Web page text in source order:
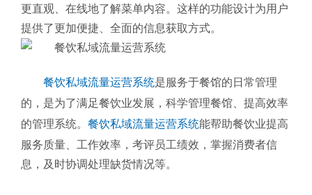
更直观、在线地了解菜单内容。这样的功能设计为用户
提供了更加便捷、全面的信息获取方式。
餐饮私域流量运营系统是服务于餐馆的日常管理
的，是为了满足餐饮业发展，科学管理餐馆、提高效率
的管理系统。 餐饮私域流量运营系统能帮助餐饮业提高
服务质量、工作效率，考评员工绩效，掌握消费者信
息，及时协调处理缺货情况等。